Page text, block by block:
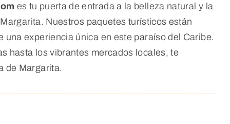
es tu puerta de entrada a la belleza natural y la
Nuestros paquetes turísticos están
una experiencia única en este paraíso del Caribe.
hasta los vibrantes mercados locales, te
de Margarita.